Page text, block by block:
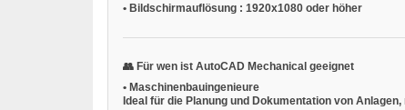
• Bildschirmauflösung : 1920x1080 oder höher
👥 Für wen ist AutoCAD Mechanical geeignet
• Maschinenbauingenieure
Ideal für die Planung und Dokumentation von